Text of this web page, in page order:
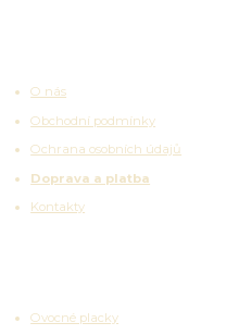
O nás
Obchodní podmínky
Ochrana osobních údajů
Doprava a platba
Kontakty
Ovocné placky